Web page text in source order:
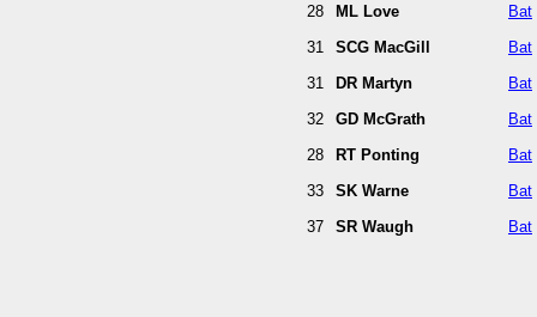
28
31
31
32
28
33
37
ML Love
SCG MacGill
DR Martyn
GD McGrath
RT Ponting
SK Warne
SR Waugh
Bat
Bat
Bat
Bat
Bat
Bat
Bat